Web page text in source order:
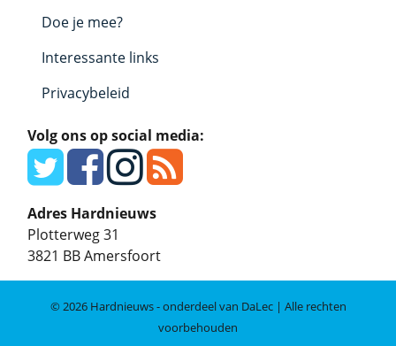
Doe je mee?
Interessante links
Privacybeleid
Volg ons op social media:
Adres Hardnieuws
Plotterweg 31
3821 BBAmersfoort
© 2026 Hardnieuws - onderdeel van DaLec | Alle rechten
voorbehouden